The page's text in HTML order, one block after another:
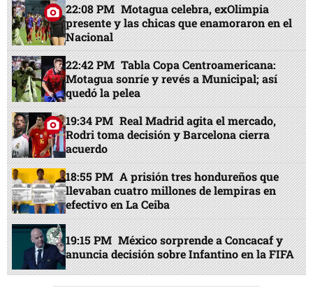
22:08 PM Motagua celebra, exOlimpia
presente y las chicas que enamoraron en el
Nacional
22:42 PM Tabla Copa Centroamericana:
Motagua sonríe y revés a Municipal; así
quedó la pelea
19:34 PM Real Madrid agita el mercado,
Rodri toma decisión y Barcelona cierra
acuerdo
18:55 PM A prisión tres hondureños que
llevaban cuatro millones de lempiras en
efectivo en La Ceiba
19:15 PM México sorprende a Concacaf y
anuncia decisión sobre Infantino en la FIFA